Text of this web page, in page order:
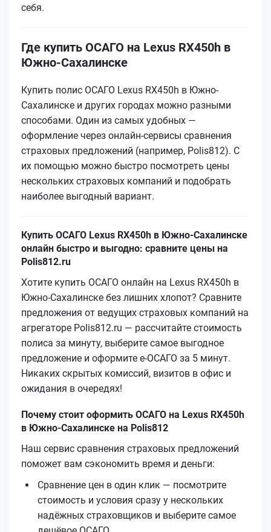
себя.
Где купить ОСАГО на Lexus RX450h в
Южно-Сахалинске
Купить полис ОСАГО Lexus RX450h в Южно-
Сахалинске и других городах можно разными
способами. Один из самых удобных —
оформление через онлайн-сервисы сравнения
страховых предложений (например, Polis812). С
их помощью можно быстро посмотреть цены
нескольких страховых компаний и подобрать
наиболее выгодный вариант.
Купить ОСАГО Lexus RX450h в Южно-Сахалинске
онлайн быстро и выгодно: сравните цены на
Polis812.ru
Хотите купить ОСАГО онлайн на Lexus RX450h в
Южно-Сахалинске без лишних хлопот? Сравните
предложения от ведущих страховых компаний на
агрегаторе Polis812.ru — рассчитайте стоимость
полиса за минуту, выберите самое выгодное
предложение и оформите е‑ОСАГО за 5 минут.
Никаких скрытых комиссий, визитов в офис и
ожидания в очередях!
Почему стоит оформить ОСАГО на Lexus RX450h
в Южно-Сахалинске на Polis812
Наш сервис сравнения страховых предложений
поможет вам сэкономить время и деньги:
Сравнение цен в один клик — посмотрите
стоимость и условия сразу у нескольких
надёжных страховщиков и выберите самое